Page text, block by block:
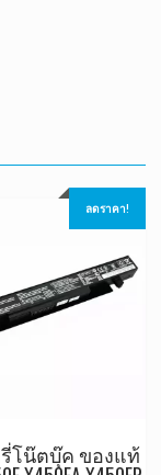
ลดราคา!
โน๊ตบุ๊ค ของแท้